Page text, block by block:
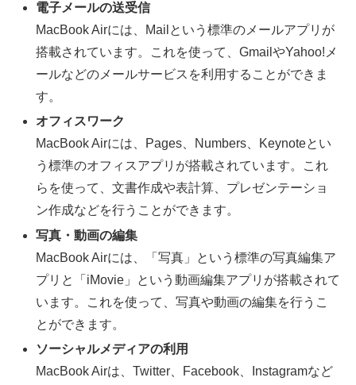
電子メールの送受信
MacBook Airには、Mailという標準のメールアプリが
搭載されています。これを使って、GmailやYahoo!メ
ールなどのメールサービスを利用することができま
す。
オフィスワーク
MacBook Airには、Pages、Numbers、Keynoteとい
う標準のオフィスアプリが搭載されています。これ
らを使って、文書作成や表計算、プレゼンテーショ
ン作成などを行うことができます。
写真・動画の編集
MacBook Airには、「写真」という標準の写真編集ア
プリと「iMovie」という動画編集アプリが搭載されて
います。これを使って、写真や動画の編集を行うこ
とができます。
ソーシャルメディアの利用
MacBook Airは、Twitter、Facebook、Instagramなど